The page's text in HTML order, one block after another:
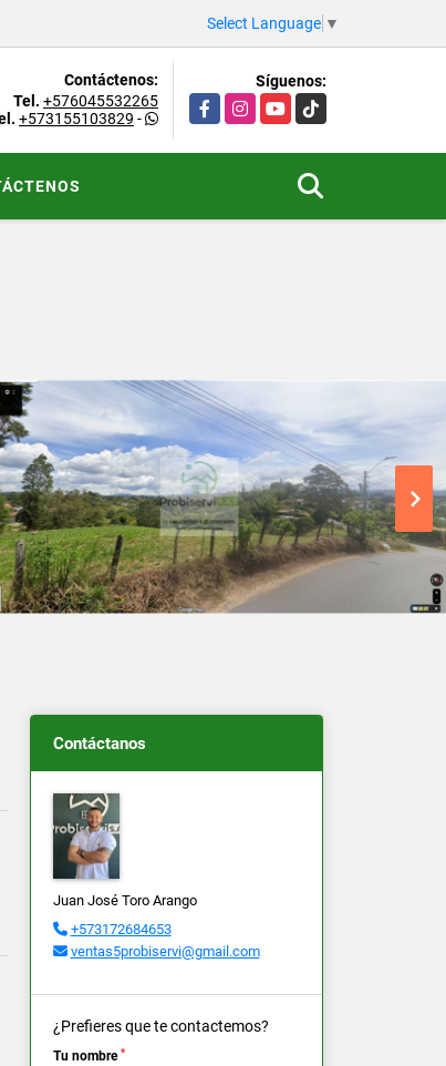
Select Language ▼
Contáctenos:
Tel. +576045532265
+573155103829 -
Síguenos:
FacebookInstagramYouTubeTikTok
Contáctanos
Juan José Toro Arango
+573172684653
ventas5probiservi@gmail.com
¿Prefieres que te contactemos?
Tu nombre *